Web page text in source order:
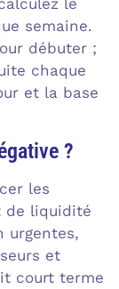
semaine.
débuter ;
chaque
et la base
?
les
de liquidité
urgentes,
et
court terme